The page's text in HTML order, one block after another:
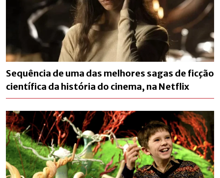
Sequência de uma das melhores sagas de ficção
científica da história do cinema, na Netflix